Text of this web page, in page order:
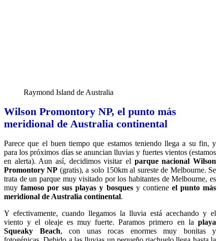
Raymond Island de Australia
Wilson Promontory NP, el punto más
meridional de Australia continental
Parece que el buen tiempo que estamos teniendo llega a su fin, y
para los próximos días se anuncian lluvias y fuertes vientos (estamos
en alerta). Aun así, decidimos visitar el parque nacional Wilson
Promontory NP (gratis), a solo 150km al sureste de Melbourne. Se
trata de un parque muy visitado por los habitantes de Melbourne, es
muyfamoso por sus playas y bosquesy contiene el punto más
meridional de Australia continental.
Y efectivamente, cuando llegamos la lluvia está acechando y el
viento y el oleaje es muy fuerte. Paramos primero en la playa
Squeaky Beach, con unas rocas enormes muy bonitas y